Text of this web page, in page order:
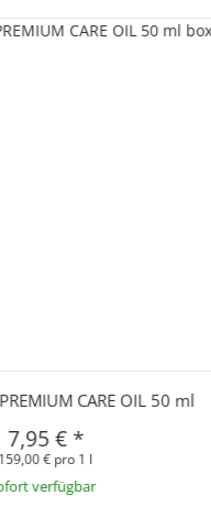
CARE OIL 50 ml
7,95 € *
159,00 € pro 1 l
verfügbar